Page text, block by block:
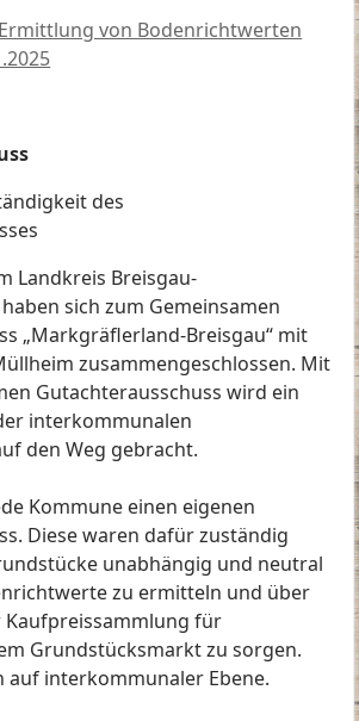
von Bodenrichtwerten
des
Landkreis Breisgau-
sich zum Gemeinsamen
„Markgräflerland-Breisgau“ mit
zusammengeschlossen. Mit
Gutachterausschuss wird ein
interkommunalen
den Weg gebracht.
Kommune einen eigenen
Diese waren dafür zuständig
unabhängig und neutral
zu ermitteln und über
für
Grundstücksmarkt zu sorgen.
auf interkommunaler Ebene.